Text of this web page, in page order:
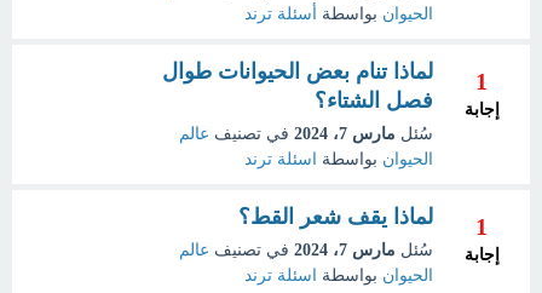
الحيوان بواسطة أسئلة ترند
1
إجابة
لماذا تنام بعض الحيوانات طوال
فصل الشتاء؟
سُئل مارس 7، 2024 في تصنيف عالم
الحيوان بواسطة اسئلة ترند
1
إجابة
لماذا يقف شعر القط؟
سُئل مارس 7، 2024 في تصنيف عالم
الحيوان بواسطة اسئلة ترند